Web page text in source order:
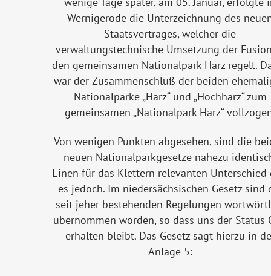
Wernigerode die Unterzeichnung des
Staatsvertrages, welcher die
verwaltungstechnische Umsetzung der
den gemeinsamen Nationalpark Harz regelt.
war der Zusammenschluß der beiden
Nationalparke „Harz“ und „Hochharz“ zum
gemeinsamen „Nationalpark Harz“
Von wenigen Punkten abgesehen, sind die
neuen Nationalparkgesetze nahezu
Einen für das Klettern relevanten Unterschied
es jedoch. Im niedersächsischen Gesetz sind
seit jeher bestehenden Regelungen
übernommen worden, so dass uns der Status
erhalten bleibt. Das Gesetz sagt hierzu in
Anlage 5: